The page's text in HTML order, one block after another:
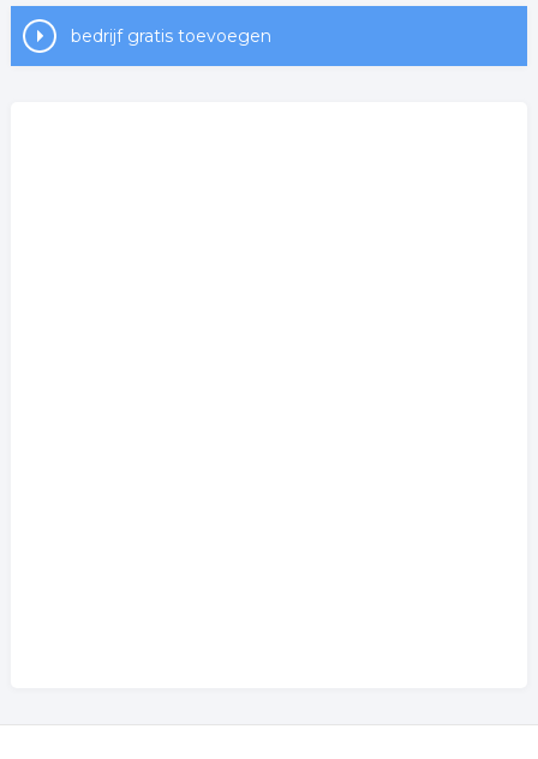
bedrijf gratis toevoegen